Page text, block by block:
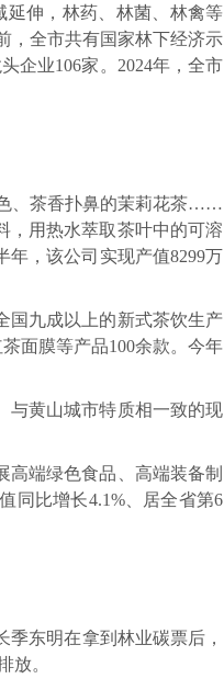
延伸，林药、林菌、林禽等
，全市共有国家林下经济示
企业106家。2024年，全市
、茶香扑鼻的茉莉花茶……
，用热水萃取茶叶中的可溶
，该公司实现产值8299万
国九成以上的新式茶饮生产
面膜等产品100余款。今年
与黄山城市特质相一致的现
端绿色食品、高端装备制
同比增长4.1%、居全省第6
季东明在拿到林业碳票后，
放。